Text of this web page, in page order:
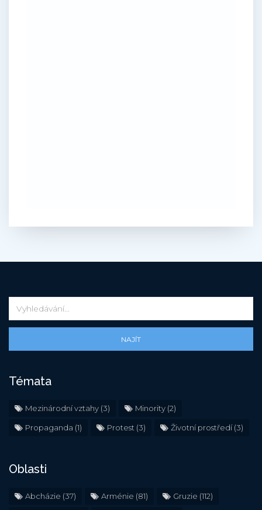
NAJÍT
Témata
Mezinárodní vztahy (3) Minority (2)
Propaganda (1) Protest (3) Životní prostředí(3)
Oblasti
Abcházie (37) Arménie (81) Gruzie (112)